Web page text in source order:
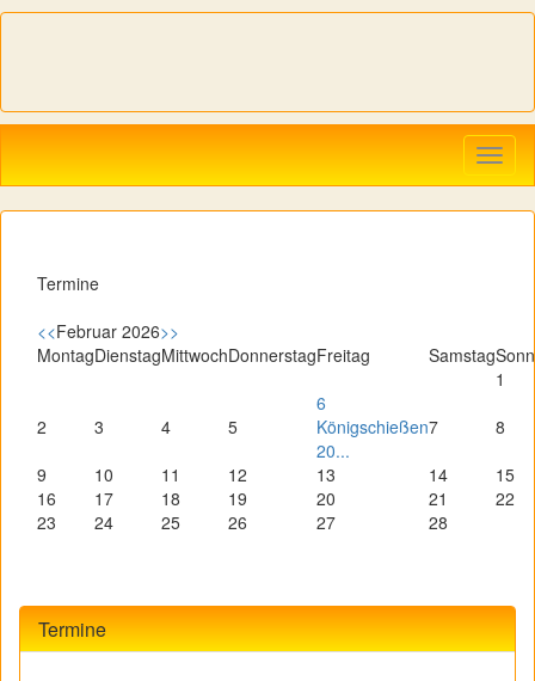
ein-/
Termine
<<Februar 2026>>
MontagDienstagMittwochDonnerstagFreitag Samstag
1
2
3 4 5
6
Königschießen
20...
7
8
9
10 11 12 13 14
15
16
17 18 19 20 21
22
23
24 25 26 27 28
Termine